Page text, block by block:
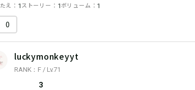
え 1 ストーリー 1 ボリューム 1
0
luckymonkeyyt
RANK：F / Lv.71
3